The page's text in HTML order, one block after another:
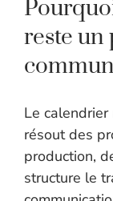
reste un
Le
résout des
production,
structure le